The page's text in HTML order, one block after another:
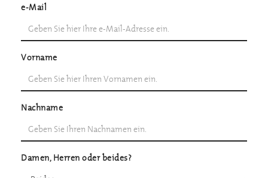
e-Mail
Vorname
Nachname
Damen, Herren oder beides?